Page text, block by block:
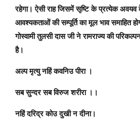
रहेगा। ऐसी राह जिसमें सृष्टि के प्रत्येक
आवश्यकताओं की सम्पूर्ति का मूल भाव समाहित
गोस्वामी तुलसी दास जी ने रामराज्य की
है।
अल्प मृत्यु नहिं कवनिउ पीरा ।
सब सुन्दर सब विरुज शरीरा ।।
नहिं दरिद्र कोउ दुखी न दीना।